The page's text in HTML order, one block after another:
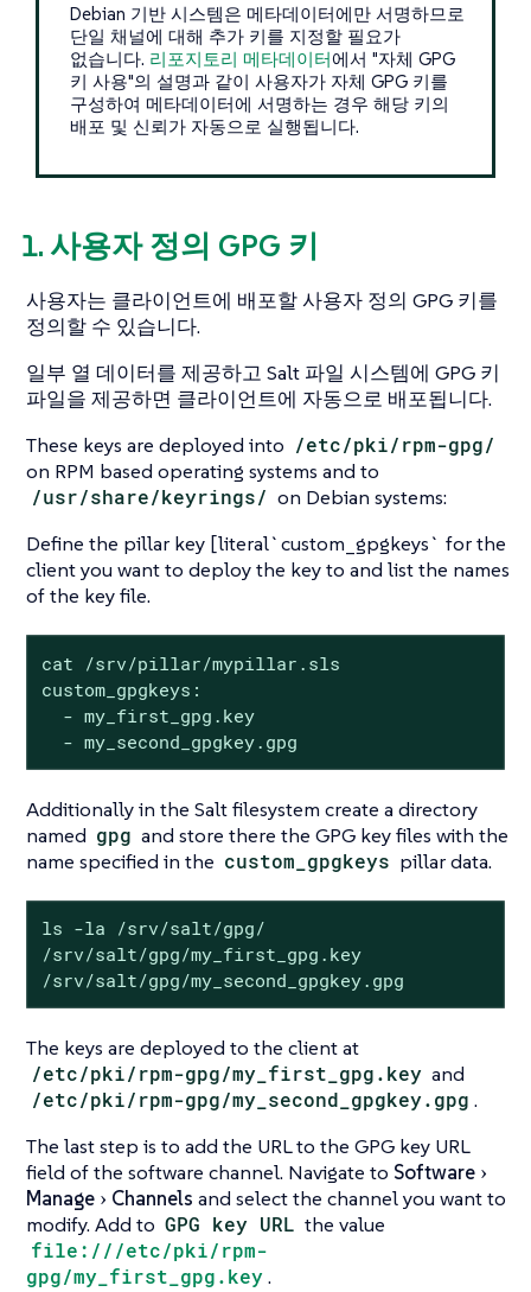
Debian 기반 시스템은 메타데이터에만 서명하므로
단일 채널에 대해 추가 키를 지정할 필요가
없습니다. 리포지토리 메타데이터에서 "자체 GPG
키 사용"의 설명과 같이 사용자가 자체 GPG 키를
구성하여 메타데이터에 서명하는 경우 해당 키의
배포 및 신뢰가 자동으로 실행됩니다.
1. 사용자 정의 GPG 키
사용자는 클라이언트에 배포할 사용자 정의 GPG 키를
정의할 수 있습니다.
일부 열 데이터를 제공하고 Salt 파일 시스템에 GPG 키
파일을 제공하면 클라이언트에 자동으로 배포됩니다.
These keys are deployed into /etc/pki/rpm-gpg/
on RPM based operating systems and to
/usr/share/keyrings/ on Debian systems:
Define the pillar key [literal`custom_gpgkeys` for the
client you want to deploy the key to and list the names
of the key file.
cat /srv/pillar/mypillar.sls
custom_gpgkeys:
  - my_first_gpg.key
  - my_second_gpgkey.gpg
Additionally in the Salt filesystem create a directory
named gpg and store there the GPG key files with the
name specified in the custom_gpgkeys pillar data.
ls -la /srv/salt/gpg/
/srv/salt/gpg/my_first_gpg.key
/srv/salt/gpg/my_second_gpgkey.gpg
The keys are deployed to the client at
/etc/pki/rpm-gpg/my_first_gpg.key and
/etc/pki/rpm-gpg/my_second_gpgkey.gpg .
The last step is to add the URL to the GPG key URL
field of the software channel. Navigate to Software
Manage
Channels and select the channel you want to
modify. Add to GPG key URL the value
file:///etc/pki/rpm-
gpg/my_first_gpg.key.